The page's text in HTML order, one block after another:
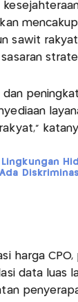
sawit
harga
data luas